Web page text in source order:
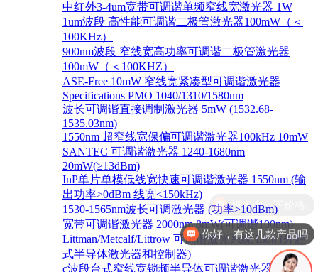
中红外3-4um宽带可调谐单频窄线宽激光器 1W
1um波段 高性能可调谐二极管激光器100mW（＜
100KHz）
900nm波段 窄线宽高功率可调谐二极管激光器
100mW（＜100KHZ）
ASE-Free 10mW 窄线宽紧凑型可调谐激光器
Specifications PMO 1040/1310/1580nm
波长可调谐直接调制激光器 5mW (1532.68-
1535.03nm)
1550nm 超窄线宽保偏可调谐激光器100kHz 10mW
SANTEC 可调谐激光器 1240-1680nm
20mW(≥13dBm)
InP单片单模低线宽快速可调谐激光器 1550nm (输
出功率>0dBm 线宽<150kHz)
1530-1565nm波长可调激光器 (功率>10dBm)
宽带可调谐激光器 2000nm 8mW(可调谐100nm)
Littman/Metcalf/Littrow 可调谐激光系统 Lion (外腔
式半导体激光器和控制器)
c波段台式窄线宽锁频半导体可调谐激光器 1528-
你好，有这几款产品吗